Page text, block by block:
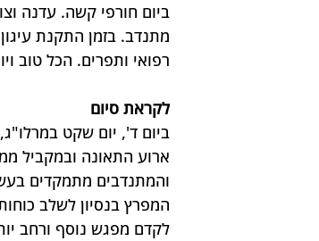
ביום חורפי קשה. עדנה
מתנדב. בזמן התקנת
רפואי ותפרים. הכל טוב
לקראת סיום
ארוע התאונה ובמקביל
והמתנדבים מתמקדים
המפרץ בנסיון לשלב
לקדם מפגש נוסף ורחב